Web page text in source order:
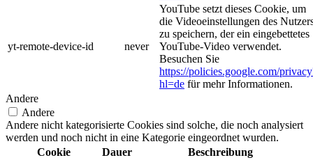
yt-remote-device-id never
YouTube setzt dieses Cookie, um
die Videoeinstellungen des
zu speichern, der ein eingebettetes
YouTube-Video verwendet.
Besuchen Sie
https://policies.google.com/
hl=de für mehr Informationen.
Andere
Andere
Andere nicht kategorisierte Cookies sind solche, die noch analysiert
werden und noch nicht in eine Kategorie eingeordnet wurden.
Cookie
Dauer Beschreibung